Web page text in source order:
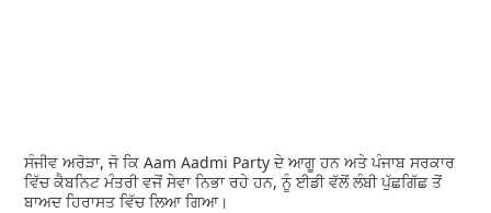
ਸੰਜੀਵ ਅਰੋੜਾ, ਜੋ ਕਿ Aam Aadmi Party ਦੇ ਆਗੂ ਹਨ ਅਤੇ ਪੰਜਾਬ ਸਰਕਾਰ
ਵਿੱਚ ਕੈਬਨਿਟ ਮੰਤਰੀ ਵਜੋਂ ਸੇਵਾ ਨਿਭਾ ਰਹੇ ਹਨ, ਨੂੰ ਈਡੀ ਵੱਲੋਂ ਲੰਬੀ ਪੁੱਛਗਿੱਛ ਤੋਂ
ਬਾਅਦ ਹਿਰਾਸਤ ਵਿੱਚ ਲਿਆ ਗਿਆ।